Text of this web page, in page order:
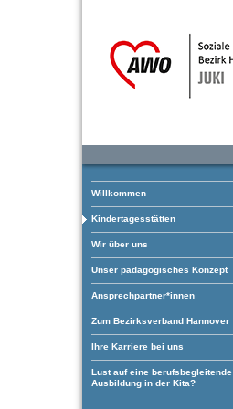
Willkommen
Kindertagesstätten
Wir über uns
Unser pädagogisches Konzept
Ansprechpartner*innen
Zum Bezirksverband Hannover
Ihre Karriere bei uns
Lust auf eine berufsbegleitende
Ausbildung in der Kita?